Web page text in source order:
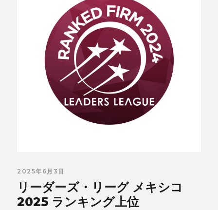
2025年6月3日
リーダーズ・リーグ メキシコ
2025 ランキング上位